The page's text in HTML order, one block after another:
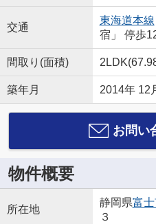
交通
東海道本線
宿」 停歩
間取り(面積)
築年月 2014年 12
お問い
物件概要
所在地
静岡県富
３